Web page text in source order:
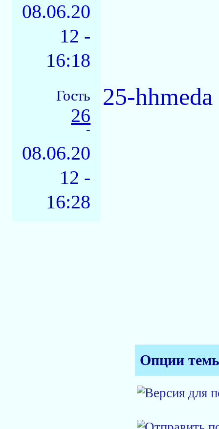
08.06.20
12 -
16:18
Гость
26
-
08.06.20
12 -
16:28
25-
Опции